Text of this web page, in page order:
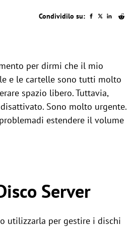
Condividilo su:
per dirmi che il mio
e le cartelle sono tutti molto
spazio libero. Tuttavia,
Sono molto urgente.
estendere il volume
Server
utilizzarla per gestire i dischi